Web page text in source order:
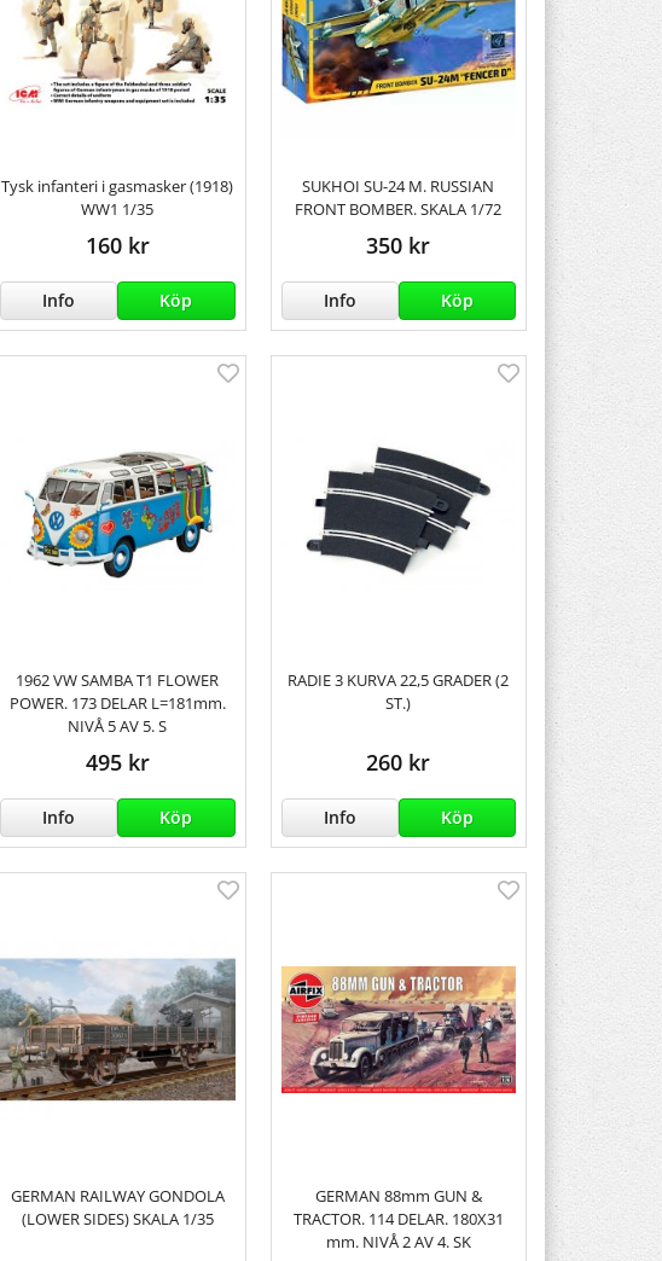
Tysk infanteri i gasmasker (1918)
WW1 1/35
160 kr
Info Köp
SUKHOI SU-24 M. RUSSIAN
FRONT BOMBER. SKALA 1/72
350 kr
Info Köp
1962 VW SAMBA T1 FLOWER
POWER. 173 DELAR L=181mm.
NIVÅ 5 AV 5. S
495 kr
Info Köp
RADIE 3 KURVA 22,5 GRADER (2
ST.)
260 kr
Info Köp
GERMAN RAILWAY GONDOLA
(LOWER SIDES) SKALA 1/35
GERMAN 88mm GUN &
TRACTOR. 114 DELAR. 180X31
mm. NIVÅ 2 AV 4. SK